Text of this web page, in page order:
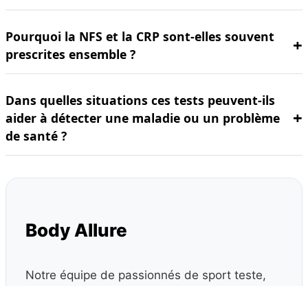
Pourquoi la NFS et la CRP sont-elles souvent
prescrites ensemble ?
Dans quelles situations ces tests peuvent-ils
aider à détecter une maladie ou un problème
de santé ?
Body Allure
Notre équipe de passionnés de sport teste,